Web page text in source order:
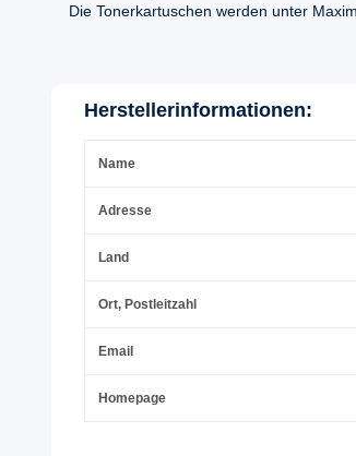
Die Tonerkartuschen werden unter
Herstellerinformationen:
Name
Adresse
Land
Ort, Postleitzahl
Email
Homepage